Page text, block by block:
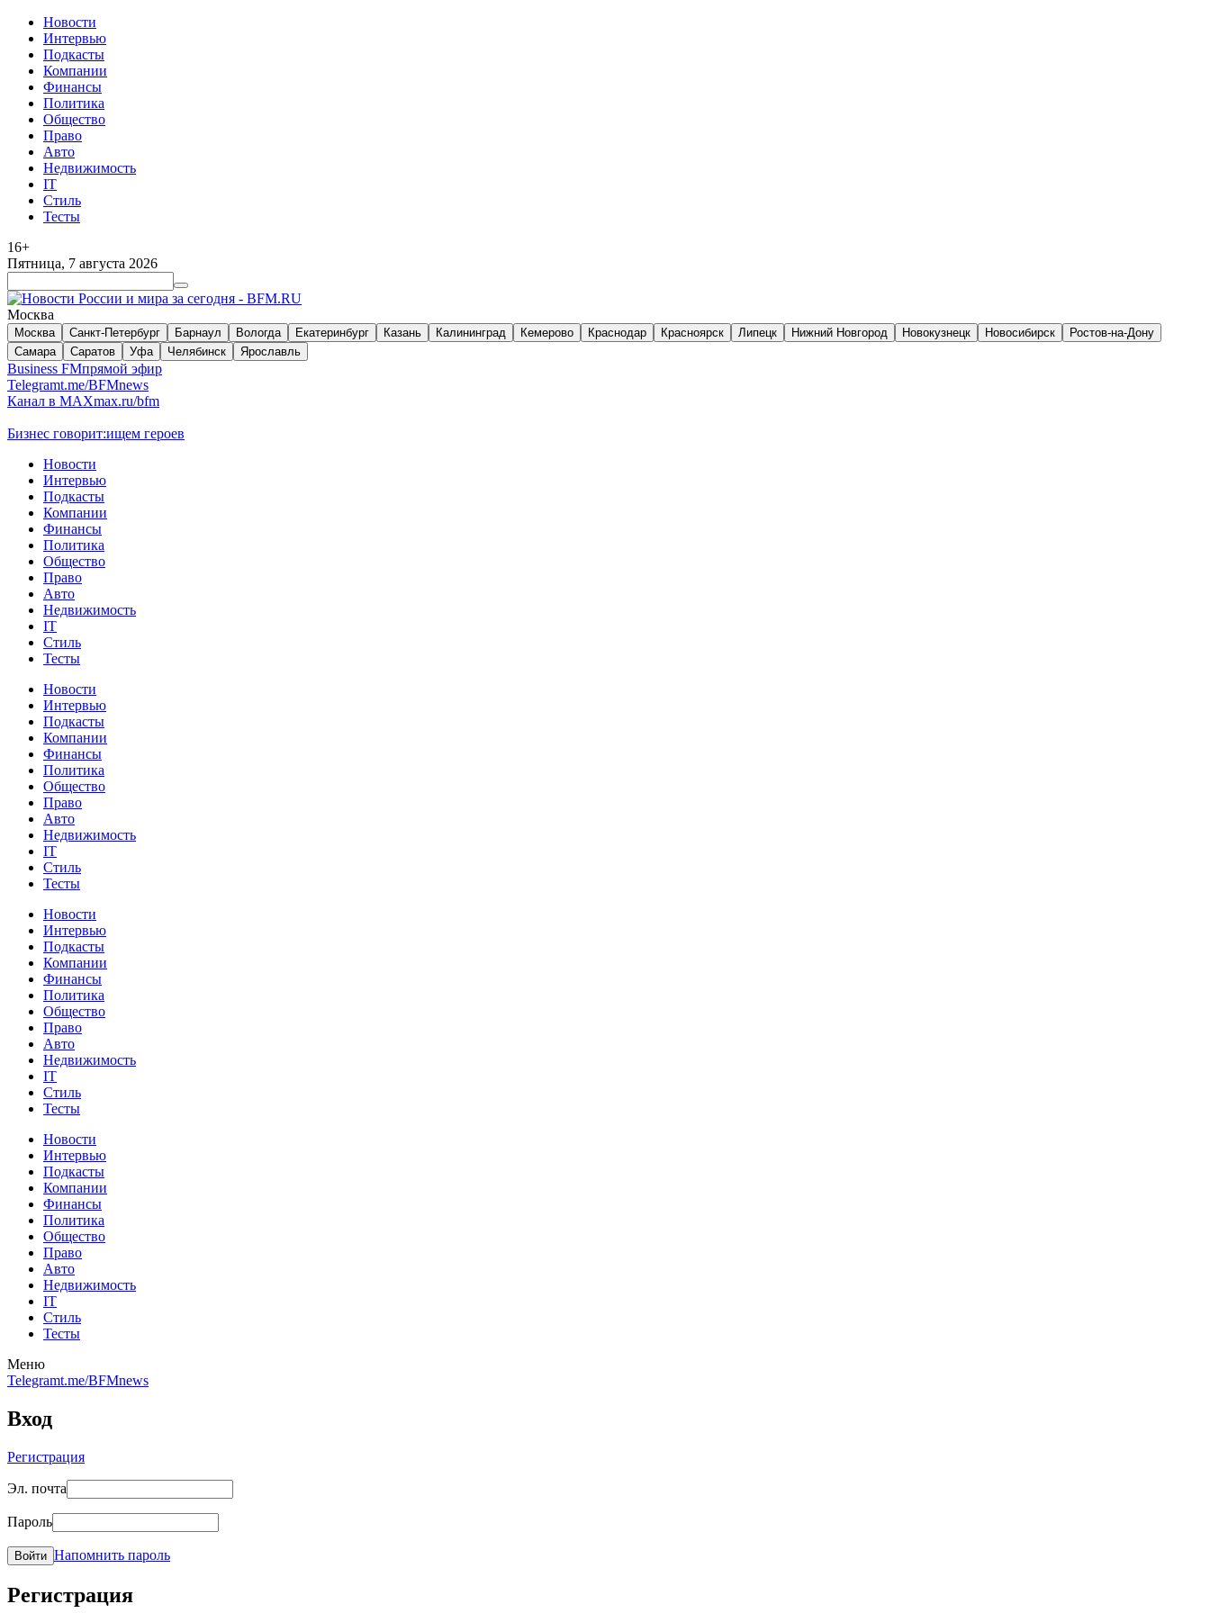
Новости
Интервью
Подкасты
Компании
Финансы
Политика
Общество
Право
Авто
Недвижимость
IT
Стиль
Тесты
16+
Пятница, 7 августа 2026
Москва
Москва Санкт-Петербург Барнаул Вологда Екатеринбург Казань Калининград Кемерово Краснодар Красноярск Липецк Нижний Новгород Новокузнецк Новосибирск
Ростов-на-Дону
Самара
Саратов Уфа Челябинск Ярославль
Business FMпрямой эфир
Telegramt.me/BFMnews
Канал в MAXmax.ru/bfm
Бизнес говорит:ищем героев
Новости
Интервью
Подкасты
Компании
Финансы
Политика
Общество
Право
Авто
Недвижимость
IT
Стиль
Тесты
Новости
Интервью
Подкасты
Компании
Финансы
Политика
Общество
Право
Авто
Недвижимость
IT
Стиль
Тесты
Новости
Интервью
Подкасты
Компании
Финансы
Политика
Общество
Право
Авто
Недвижимость
IT
Стиль
Тесты
Новости
Интервью
Подкасты
Компании
Финансы
Политика
Общество
Право
Авто
Недвижимость
IT
Стиль
Тесты
Меню
Telegramt.me/BFMnews
Вход
Регистрация
Эл. почта
Пароль
Войти Напомнить пароль
Регистрация